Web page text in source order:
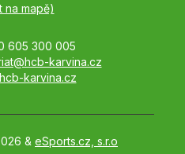
na mapě)
605 300 005
karvina.cz
karvina.cz
& eSports.cz, s.r.o